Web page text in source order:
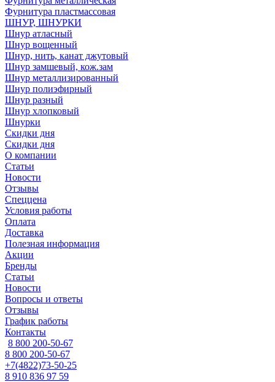
Фурнитура пластмассовая
ШНУР, ШНУРКИ
Шнур атласный
Шнур вощенный
Шнур, нить, канат джутовый
Шнур замшевый, кож.зам
Шнур металлизированный
Шнур полиэфирный
Шнур разный
Шнур хлопковый
Шнурки
Скидки дня
Скидки дня
О компании
Статьи
Новости
Отзывы
Спеццена
Условия работы
Оплата
Доставка
Полезная информация
Акции
Бренды
Статьи
Новости
Вопросы и ответы
Отзывы
График работы
Контакты
8 800 200-50-67
8 800 200-50-67
+7(4822)73-50-25
8 910 836 97 59